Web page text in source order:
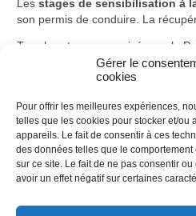
Gérer le
cookies
Pour offrir les meilleures expériences,
telles que les cookies pour stocker et/ou
appareils. Le fait de consentir à ces
des données telles que le
sur ce site. Le fait de ne pas consentir
avoir un effet négatif sur certaines
Les stages de sensibilisation à
son permis de conduire. La
Tous les stages organisés par la
En savoir plus sur les stages de
Déroulement des stages
Ils se déroulent sur deux jours et
automobile et un psychologue.
produits psychoactifs.